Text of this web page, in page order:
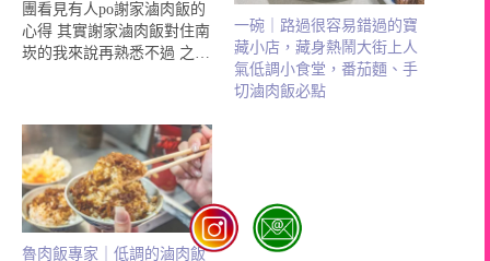
團看見有人po謝家滷肉飯的
心得 其實謝家滷肉飯對住南
崁的我來說再熟悉不過 之…
一碗｜路過很容易錯過的寶
藏小店，藏身熱鬧大街上人
氣低調小食堂，番茄麵、手
切滷肉飯必點
魯肉飯專家｜低調的滷肉飯